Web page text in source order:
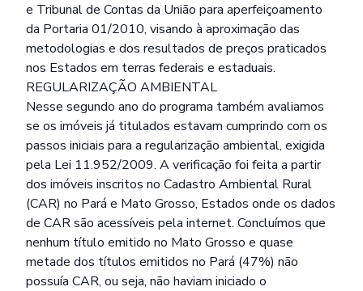
e Tribunal de Contas da União para aperfeiçoamento
da Portaria 01/2010, visando à aproximação das
metodologias e dos resultados de preços praticados
nos Estados em terras federais e estaduais.
REGULARIZAÇÃO AMBIENTAL
Nesse segundo ano do programa também avaliamos
se os imóveis já titulados estavam cumprindo com os
passos iniciais para a regularização ambiental, exigida
pela Lei 11.952/2009. A verificação foi feita a partir
dos imóveis inscritos no Cadastro Ambiental Rural
(CAR) no Pará e Mato Grosso, Estados onde os dados
de CAR são acessíveis pela internet. Concluímos que
nenhum título emitido no Mato Grosso e quase
metade dos títulos emitidos no Pará (47%) não
possuía CAR, ou seja, não haviam iniciado o